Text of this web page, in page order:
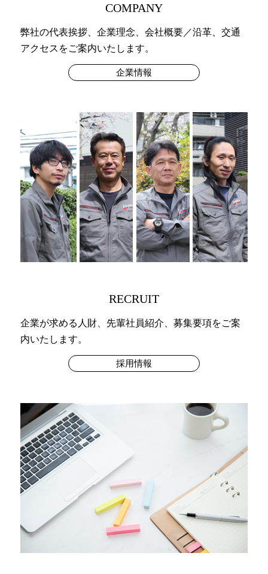
COMPANY
弊社の代表挨拶、企業理念、会社概要／沿革、交通
アクセスをご案内いたします。
企業情報
RECRUIT
企業が求める人財、先輩社員紹介、募集要項をご案
内いたします。
採用情報